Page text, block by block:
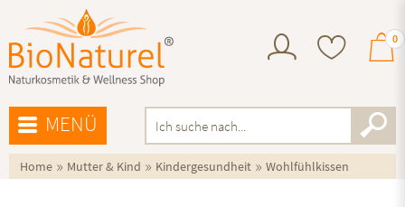
0
MENÜ
Home » Mutter & Kind » Kindergesundheit » Wohlfühlkissen